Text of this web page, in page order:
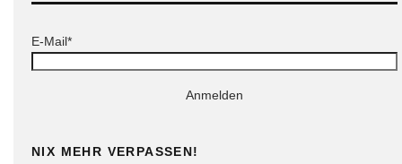
E-Mail*
Anmelden
NIX MEHR VERPASSEN!